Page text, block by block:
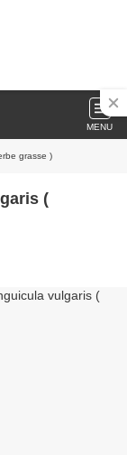
MENU
grasse )
(